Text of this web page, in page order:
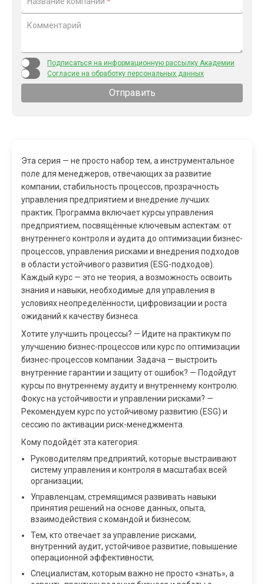
Комментарий
Подписаться на информационную рассылку Академии
Согласие на обработку персональных данных
Отправить
Эта серия — не просто набор тем, а инструментальное
поле для менеджеров, отвечающих за развитие
компании, стабильность процессов, прозрачность
управления предприятием и внедрение лучших
практик. Программа включает курсы управления
предприятием, посвящённые ключевым аспектам: от
внутреннего контроля и аудита до оптимизации бизнес-
процессов, управления рисками и внедрения подходов
в области устойчивого развития (ESG-подходов).
Каждый курс — это не теория, а возможность освоить
знания и навыки, необходимые для управления в
условиях неопределённости, цифровизации и роста
ожиданий к качеству бизнеса.
Хотите улучшить процессы? — Идите на практикум по
улучшению бизнес-процессов или курс по оптимизации
бизнес-процессов компании. Задача — выстроить
внутренние гарантии и защиту от ошибок? — Подойдут
курсы по внутреннему аудиту и внутреннему контролю.
Фокус на устойчивости и управлении рисками? —
Рекомендуем курс по устойчивому развитию (ESG) и
сессию по активации риск-менеджмента.
Кому подойдёт эта категория:
Руководителям предприятий, которые выстраивают
систему управления и контроля в масштабах всей
организации;
Управленцам, стремящимся развивать навыки
принятия решений на основе данных, опыта,
взаимодействия с командой и бизнесом;
Тем, кто отвечает за управление рисками,
внутренний аудит, устойчивое развитие, повышение
операционной эффективности;
Специалистам, которым важно не просто «знать», а